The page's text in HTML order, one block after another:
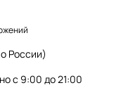
России)
с 9:00 до 21:00